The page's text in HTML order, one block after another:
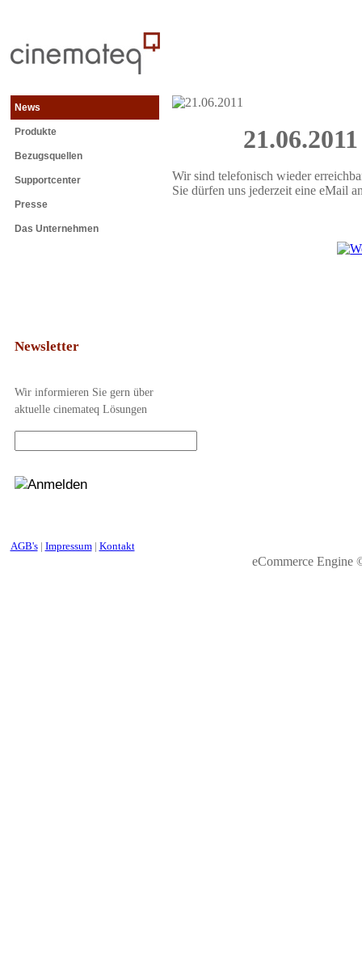
News
Produkte
Bezugsquellen
Supportcenter
Presse
Das Unternehmen
Newsletter
Wir informieren Sie gern über
aktuelle cinemateq Lösungen
21.06.2011
Wir sind telefonisch wieder
Sie dürfen uns jederzeit eine eMail
AGB's| Impressum| Kontakt
eCommerce Engine